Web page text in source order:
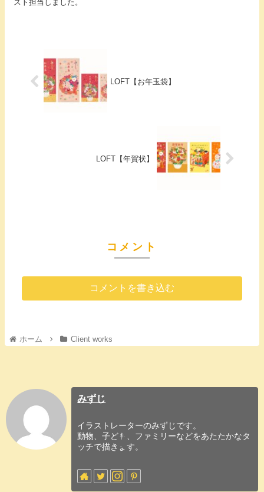
スト担当しました。
LOFT【お年玉袋】
LOFT【年賀状】
コメント
コメントを書き込む
ホーム Client works
みずじ
イラストレーターのみずじです。
動物、子ども、ファミリーなどをあたたかなタ
ッチで描きます。